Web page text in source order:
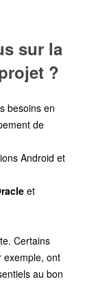
sur la
?
besoins en
de
Android et
et
Certains
exemple, ont
au bon